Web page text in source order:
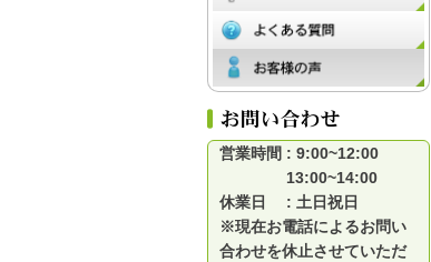
営業時間 : 9:00~12:00
13:00~14:00
休業日 : 土日祝日
※現在お電話によるお問い
合わせを休止させていただ